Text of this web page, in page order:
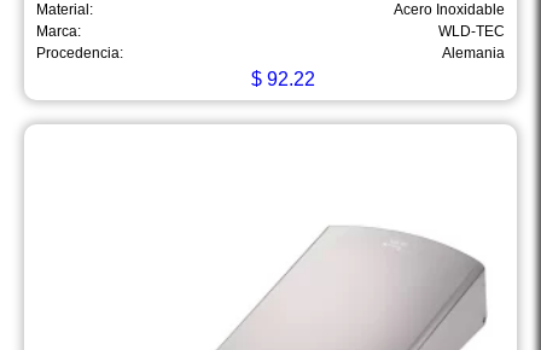
Material:
Acero Inoxidable
Marca:
WLD-TEC
Procedencia:
Alemania
$92.22